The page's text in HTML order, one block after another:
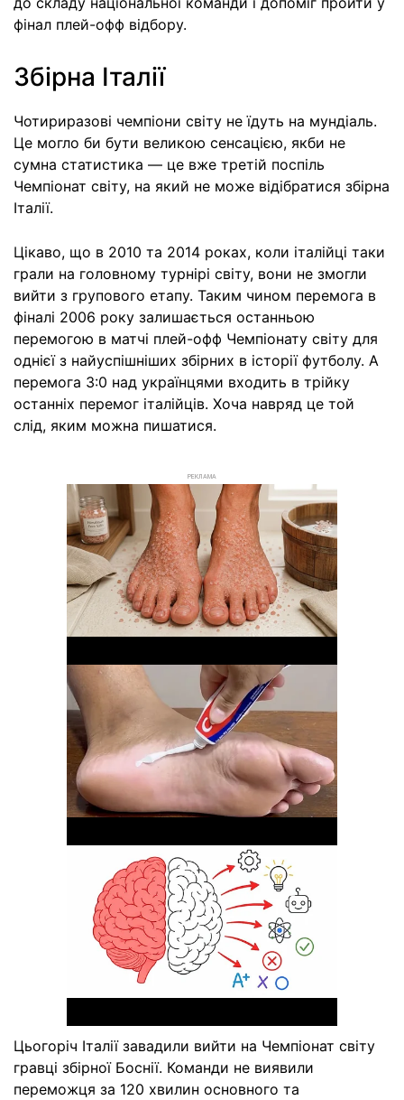
фінал плей-офф відбору.
Збірна Італії
Чотириразові чемпіони світу не їдуть на мундіаль.
Це могло би бути великою сенсацією, якби не
сумна статистика — це вже третій поспіль
Чемпіонат світу, на який не може відібратися збірна
Італії.
Цікаво, що в 2010 та 2014 роках, коли італійці таки
грали на головному турнірі світу, вони не змогли
вийти з групового етапу. Таким чином перемога в
фіналі 2006 року залишається останньою
перемогою в матчі плей-офф Чемпіонату світу для
однієї з найуспішніших збірних в історії футболу. А
перемога 3:0 над українцями входить в трійку
останніх перемог італійців. Хоча навряд це той
слід, яким можна пишатися.
РЕКЛАМА
Цьогоріч Італії завадили вийти на Чемпіонат світу
гравці збірної Боснії. Команди не виявили
переможця за 120 хвилин основного та